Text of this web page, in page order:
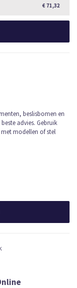
€ 71,32
beslisbomen en
advies. Gebruik
modellen of stel